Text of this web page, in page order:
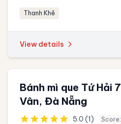
Thanh Khê
View details
Bánh mì que Tứ Hải
Vân, Đà Nẵng
5.0 (1) Score: